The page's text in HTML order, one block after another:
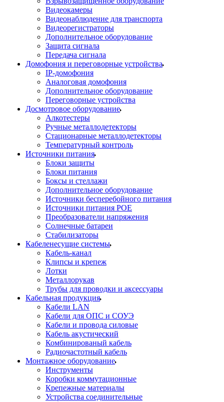
Видеокамеры
Видеонаблюдение для транспорта
Видеорегистраторы
Дополнительное оборудование
Защита сигнала
Передача сигнала
Домофония и переговорные устройства
IP-домофония
Аналоговая домофония
Дополнительное оборудование
Переговорные устройства
Досмотровое оборудование
Алкотестеры
Ручные металлодетекторы
Стационарные металлодетекторы
Температурный контроль
Источники питания
Блоки защиты
Блоки питания
Боксы и стеллажи
Дополнительное оборудование
Источники бесперебойного питания
Источники питания POE
Преобразователи напряжения
Солнечные батареи
Стабилизаторы
Кабеленесущие системы
Кабель-канал
Клипсы и крепеж
Лотки
Металлорукав
Трубы для проводки и аксессуары
Кабельная продукция
Кабели LAN
Кабели для ОПС и СОУЭ
Кабели и провода силовые
Кабель акустический
Комбинированый кабель
Радиочастотный кабель
Монтажное оборудование
Инструменты
Коробки коммутационные
Крепежные материалы
Устройства соединительные